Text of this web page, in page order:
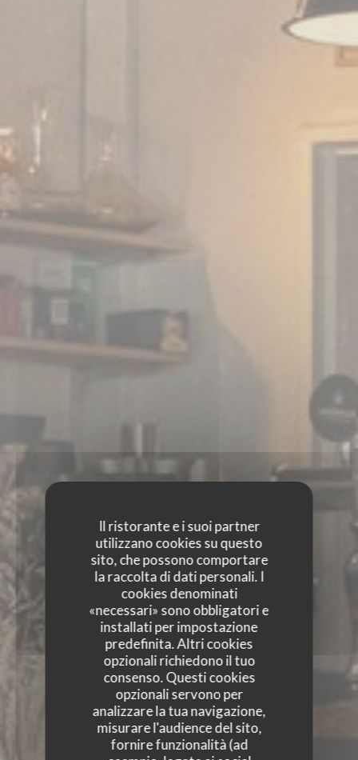
Il ristorante e i suoi partner
utilizzano cookies su questo
sito, che possono comportare
la raccolta di dati personali. I
cookies denominati
«necessari» sono obbligatori e
installati per impostazione
predefinita. Altri cookies
opzionali richiedono il tuo
consenso. Questi cookies
opzionali servono per
analizzare la tua navigazione,
misurare l'audience del sito,
fornire funzionalità (ad